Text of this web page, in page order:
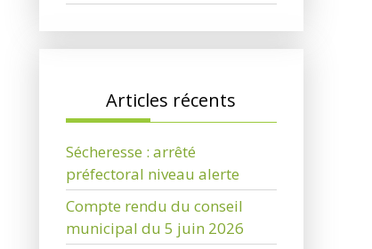
Articles récents
Sécheresse : arrêté
préfectoral niveau alerte
Compte rendu du conseil
municipal du 5 juin 2026